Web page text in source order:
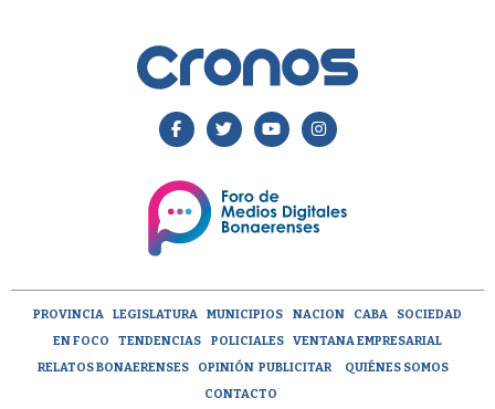
PROVINCIA LEGISLATURA MUNICIPIOS NACION CABA
SOCIEDAD
EN FOCO
TENDENCIAS POLICIALES
VENTANA EMPRESARIAL
RELATOS BONAERENSES
OPINIÓN PUBLICITAR
QUIÉNES SOMOS
CONTACTO